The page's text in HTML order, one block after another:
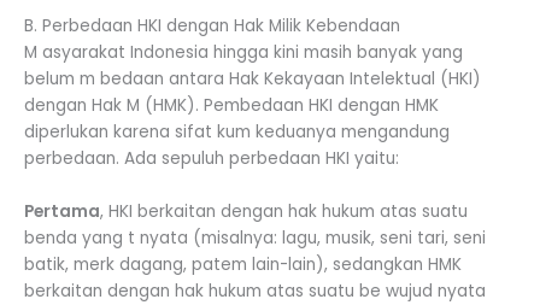
B. Perbedaan HKI dengan Hak Milik Kebendaan
M asyarakat Indonesia hingga kini masih banyak yang
belum m bedaan antara Hak Kekayaan Intelektual (HKI)
dengan Hak M (HMK). Pembedaan HKI dengan HMK
diperlukan karena sifat kum keduanya mengandung
perbedaan. Ada sepuluh perbedaan HKI yaitu:
Pertama, HKI berkaitan dengan hak hukum atas suatu
benda yang t nyata (misalnya: lagu, musik, seni tari, seni
batik, merk dagang, patem lain-lain), sedangkan HMK
berkaitan dengan hak hukum atas suatu be wujud nyata